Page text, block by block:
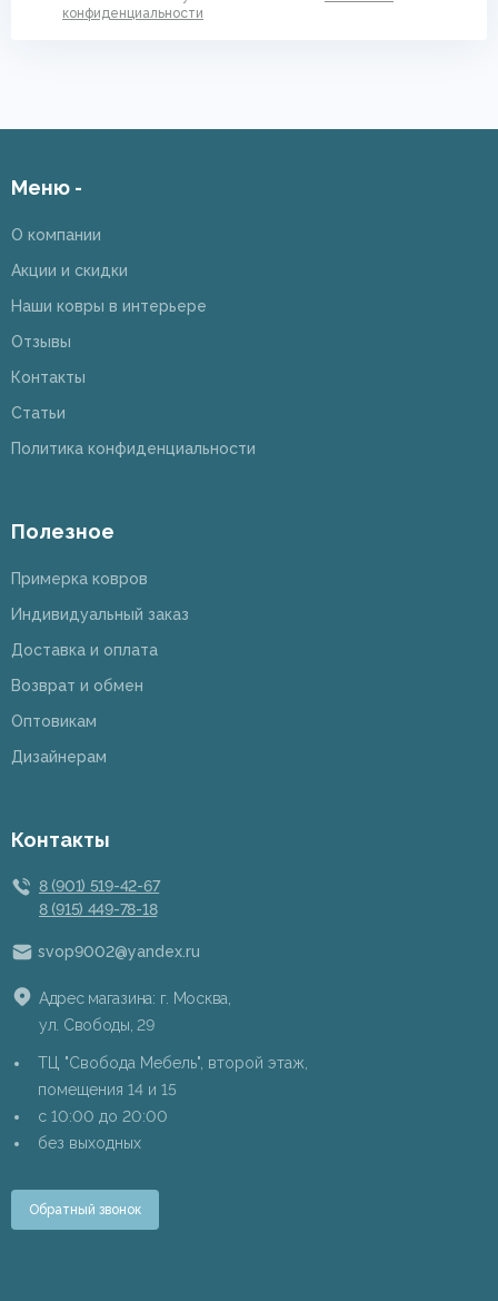
конфиденциальности
Меню -
О компании
Акции и скидки
Наши ковры в интерьере
Отзывы
Контакты
Статьи
Политика конфиденциальности
Полезное
Примерка ковров
Индивидуальный заказ
Доставка и оплата
Возврат и обмен
Оптовикам
Дизайнерам
Контакты
8 (901) 519-42-67
8 (915) 449-78-18
svop9002@yandex.ru
Адрес магазина: г. Москва,
ул. Свободы, 29
ТЦ "Свобода Мебель", второй этаж,
помещения 14 и 15
c 10:00 до 20:00
без выходных
Обратный звонок